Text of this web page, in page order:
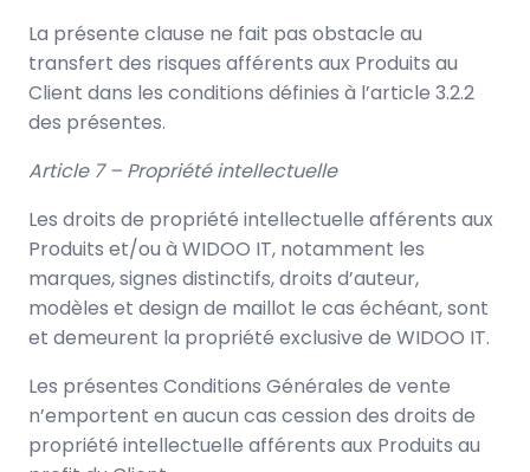
La présente clause ne fait pas obstacle au
transfert des risques afférents aux Produits au
Client dans les conditions définies à l’article 3.2.2
des présentes.
Article 7 – Propriété intellectuelle
Les droits de propriété intellectuelle afférents aux
Produits et/ou à WIDOO IT, notamment les
marques, signes distinctifs, droits d’auteur,
modèles et design de maillot le cas échéant, sont
et demeurent la propriété exclusive de WIDOO IT.
Les présentes Conditions Générales de vente
n’emportent en aucun cas cession des droits de
propriété intellectuelle afférents aux Produits au